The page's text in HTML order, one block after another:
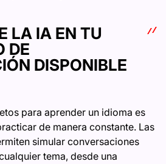
LA IA EN TU
DE
DISPONIBLE
para aprender un idioma es
de manera constante. Las
simular conversaciones
tema, desde una